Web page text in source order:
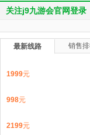
关注j9九游会官网登录
最新线路 销售
1999元
998元
2199元